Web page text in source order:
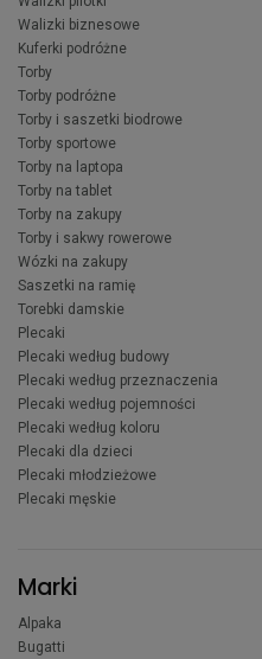
Walizki biznesowe
Kuferki podróżne
Torby
Torby podróżne
Torby i saszetki biodrowe
Torby sportowe
Torby na laptopa
Torby na tablet
Torby na zakupy
Torby i sakwy rowerowe
Wózki na zakupy
Saszetki na ramię
Torebki damskie
Plecaki
Plecaki według budowy
Plecaki według przeznaczenia
Plecaki według pojemności
Plecaki według koloru
Plecaki dla dzieci
Plecaki młodzieżowe
Plecaki męskie
Marki
Alpaka
Bugatti